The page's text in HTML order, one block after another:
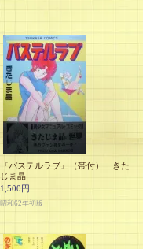
『パステルラブ』（帯付） きた
じま晶
1,500円
昭和62年初版